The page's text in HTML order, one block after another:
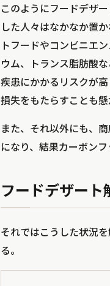
このようにフードデザ
した人々はなかなか置
トフードやコンビニエ
ウム、トランス脂肪酸
疾患にかかるリスクが
損失をもたらすことも懸
また、それ以外にも、
になり、結果カーボン
フードデザート
それではこうした状況
る。